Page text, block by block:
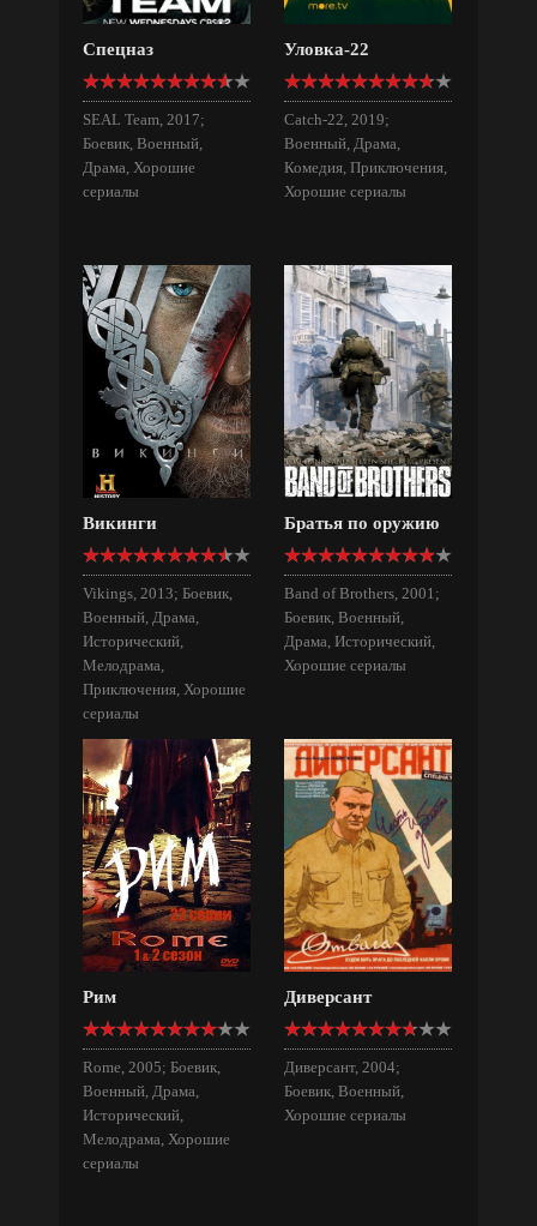
Спецназ
SEAL Team, 2017;
Боевик, Военный,
Драма, Хорошие
сериалы
Уловка-22
Catch-22, 2019;
Военный, Драма,
Комедия, Приключения,
Хорошие сериалы
Викинги
Vikings, 2013; Боевик,
Военный, Драма,
Исторический,
Мелодрама,
Приключения, Хорошие
сериалы
Братья по оружию
Band of Brothers, 2001;
Боевик, Военный,
Драма, Исторический,
Хорошие сериалы
Рим
Rome, 2005; Боевик,
Военный, Драма,
Исторический,
Мелодрама, Хорошие
сериалы
Диверсант
Диверсант, 2004;
Боевик, Военный,
Хорошие сериалы